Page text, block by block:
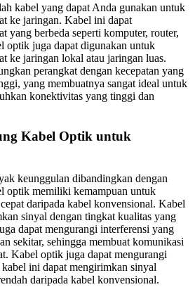
kabel yang dapat Anda gunakan untuk
ke jaringan. Kabel ini dapat
yang berbeda seperti komputer, router,
optik juga dapat digunakan untuk
ke jaringan lokal atau jaringan luas.
perangkat dengan kecepatan yang
yang membuatnya sangat ideal untuk
konektivitas yang tinggi dan
Kabel Optik untuk
keunggulan dibandingkan dengan
optik memiliki kemampuan untuk
daripada kabel konvensional. Kabel
sinyal dengan tingkat kualitas yang
dapat mengurangi interferensi yang
sekitar, sehingga membuat komunikasi
Kabel optik juga dapat mengurangi
ini dapat mengirimkan sinyal
daripada kabel konvensional.